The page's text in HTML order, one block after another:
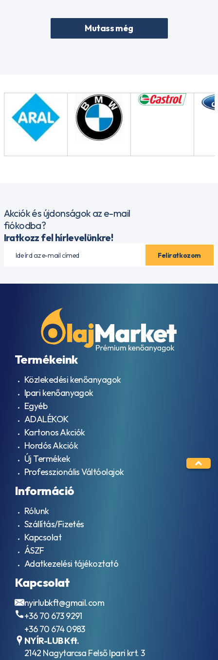
Mutass még
Akciók és újdonságok az e-mail
fiókodba?
Iratkozz fel hírlevelünkre!
Termékeink
Közlekedési kenőanyagok
Ipari kenőanyagok
Egyéb
ADALÉKOK
Kartonos Akciók
Hordós Akciók
Új Termékek
Professzionális Váltóolajok
Információ
Rólunk
Szállítás/Fizetés
Kapcsolat
ÁSZF
Adatkezelési tájékoztató
Kapcsolat
nyirlubkft@gmail.com
+36 70 673 9291
+36 70 674 0983
NYÍR-LUB Kft.
2142 Nagytarcsa Felső Ipari krt. 3